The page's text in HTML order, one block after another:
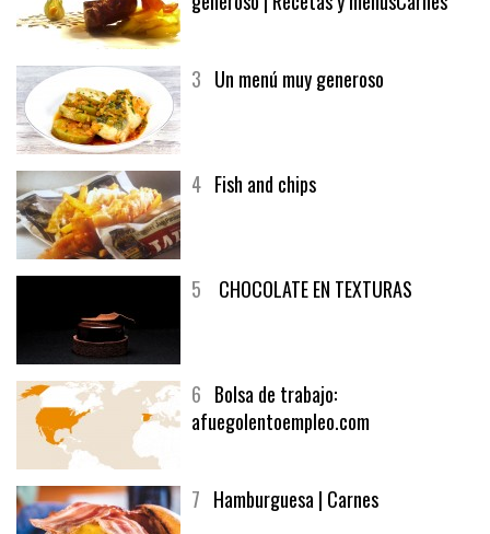
3 Un menú muy generoso
4 Fish and chips
5 CHOCOLATE EN TEXTURAS
6 Bolsa de trabajo:
afuegolentoempleo.com
7 Hamburguesa | Carnes